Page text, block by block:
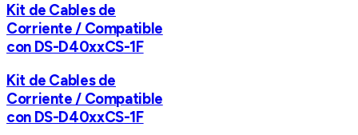
Kit de Cables de
Corriente / Compatible
con DS-D40xxCS-1F
Kit de Cables de
Corriente / Compatible
con DS-D40xxCS-1F